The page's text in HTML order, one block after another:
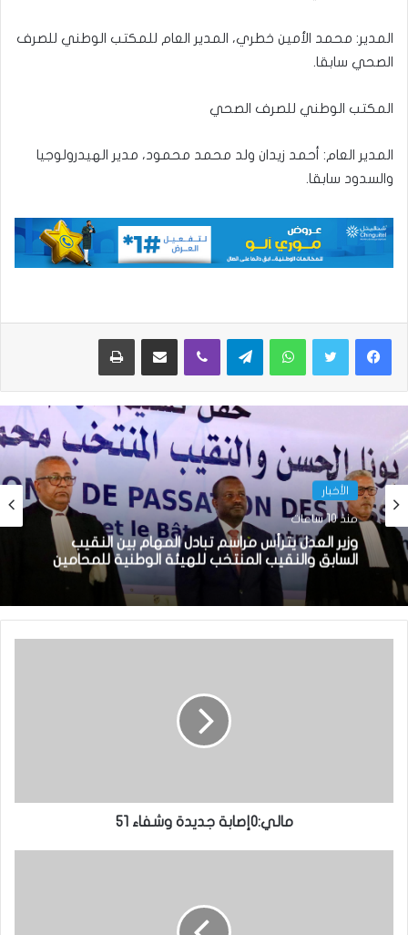
المدير: محمد الأمين خطري، المدير العام للمكتب الوطني للصرف
الصحي سابقا.
المكتب الوطني للصرف الصحي
المدير العام: أحمد زيدان ولد محمد محمود، مدير الهيدرولوجيا
والسدود سابقا.
واتساب تيلقرام ڤايبر مشاركة عبر البريد طباعة
الأخبار
منذ 10 ساعات
وزير العدل يترأس مراسم تبادل المهام بين النقيب
السابق والنقيب المنتخب للهيئة الوطنية للمحامين
مالي:0إصابة جديدة وشفاء 51